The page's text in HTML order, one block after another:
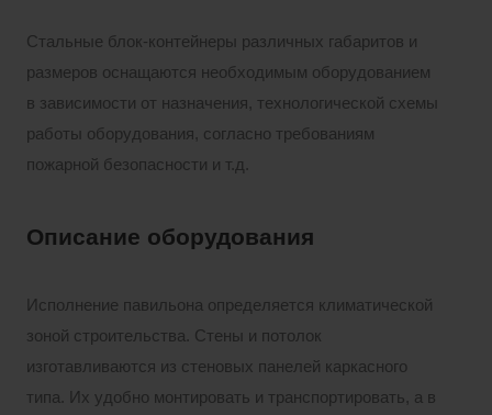
Стальные блок-контейнеры различных габаритов и
размеров оснащаются необходимым оборудованием
в зависимости от назначения, технологической схемы
работы оборудования, согласно требованиям
пожарной безопасности и т.д.
Описание оборудования
Исполнение павильона определяется климатической
зоной строительства. Стены и потолок
изготавливаются из стеновых панелей каркасного
типа. Их удобно монтировать и транспортировать, а в